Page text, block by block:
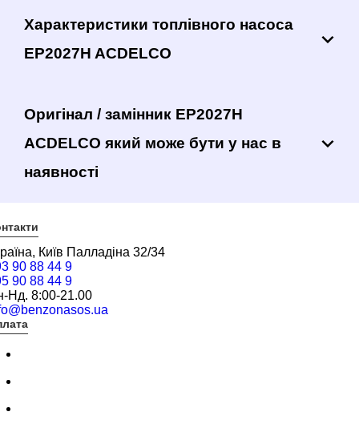
Характеристики топлівного насоса
EP2027H ACDELCO
Оригінал / замінник EP2027H
ACDELCO який може бути у нас в
наявності
Київ Палладіна 32/34
90 88 44 9
90 88 44 9
Нд. 8:00-21.00